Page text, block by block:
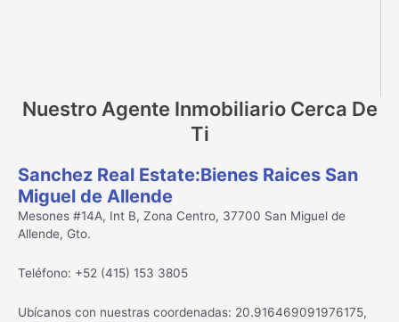
Nuestro Agente Inmobiliario Cerca De
Ti
Sanchez Real Estate:Bienes Raices San
Miguel de Allende
Mesones #14A, Int B, Zona Centro, 37700 San Miguel de
Allende, Gto.
Teléfono: +52 (415) 153 3805
Ubícanos con nuestras coordenadas: 20.916469091976175,